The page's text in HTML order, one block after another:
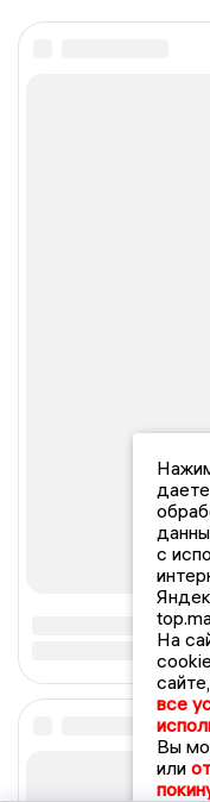
с
На
все
Вы
или